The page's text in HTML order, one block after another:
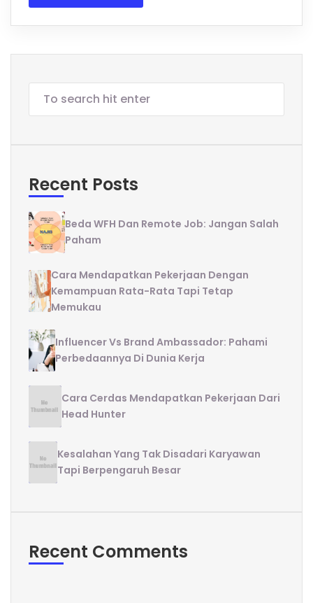
Recent Posts
Beda WFH Dan Remote Job: Jangan Salah
Paham
Cara Mendapatkan Pekerjaan Dengan
Kemampuan Rata-Rata Tapi Tetap
Memukau
Influencer Vs Brand Ambassador: Pahami
Perbedaannya Di Dunia Kerja
Cara Cerdas Mendapatkan Pekerjaan Dari
Head Hunter
Kesalahan Yang Tak Disadari Karyawan
Tapi Berpengaruh Besar
Recent Comments